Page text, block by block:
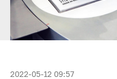
2022-05-12 09:57